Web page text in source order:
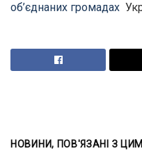
об’єднаних громадах
НОВИНИ, ПОВ'ЯЗАНІ З ЦИМ